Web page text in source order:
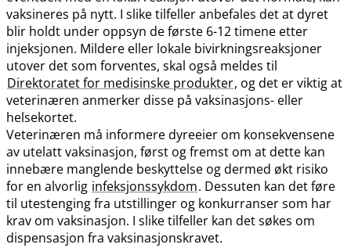
vaksineres på nytt. I slike tilfeller anbefales det at dyret
blir holdt under oppsyn de første 6-12 timene etter
injeksjonen. Mildere eller lokale bivirkningsreaksjoner
utover det som forventes, skal også meldes til
Direktoratet for medisinske produkter, og det er viktig at
veterinæren anmerker disse på vaksinasjons- eller
helsekortet.
Veterinæren må informere dyreeier om konsekvensene
av utelatt vaksinasjon, først og fremst om at dette kan
innebære manglende beskyttelse og dermed økt risiko
for en alvorlig infeksjonssykdom. Dessuten kan det føre
til utestenging fra utstillinger og konkurranser som har
krav om vaksinasjon. I slike tilfeller kan det søkes om
dispensasjon fra vaksinasjonskravet.